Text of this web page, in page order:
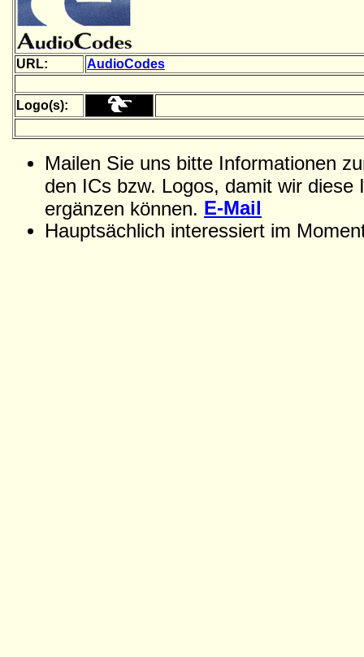
URL: AudioCodes
Logo(s):
Mailen Sie uns bitte Informationen
den ICs bzw. Logos, damit wir diese
ergänzen können. E-Mail
Hauptsächlich interessiert im